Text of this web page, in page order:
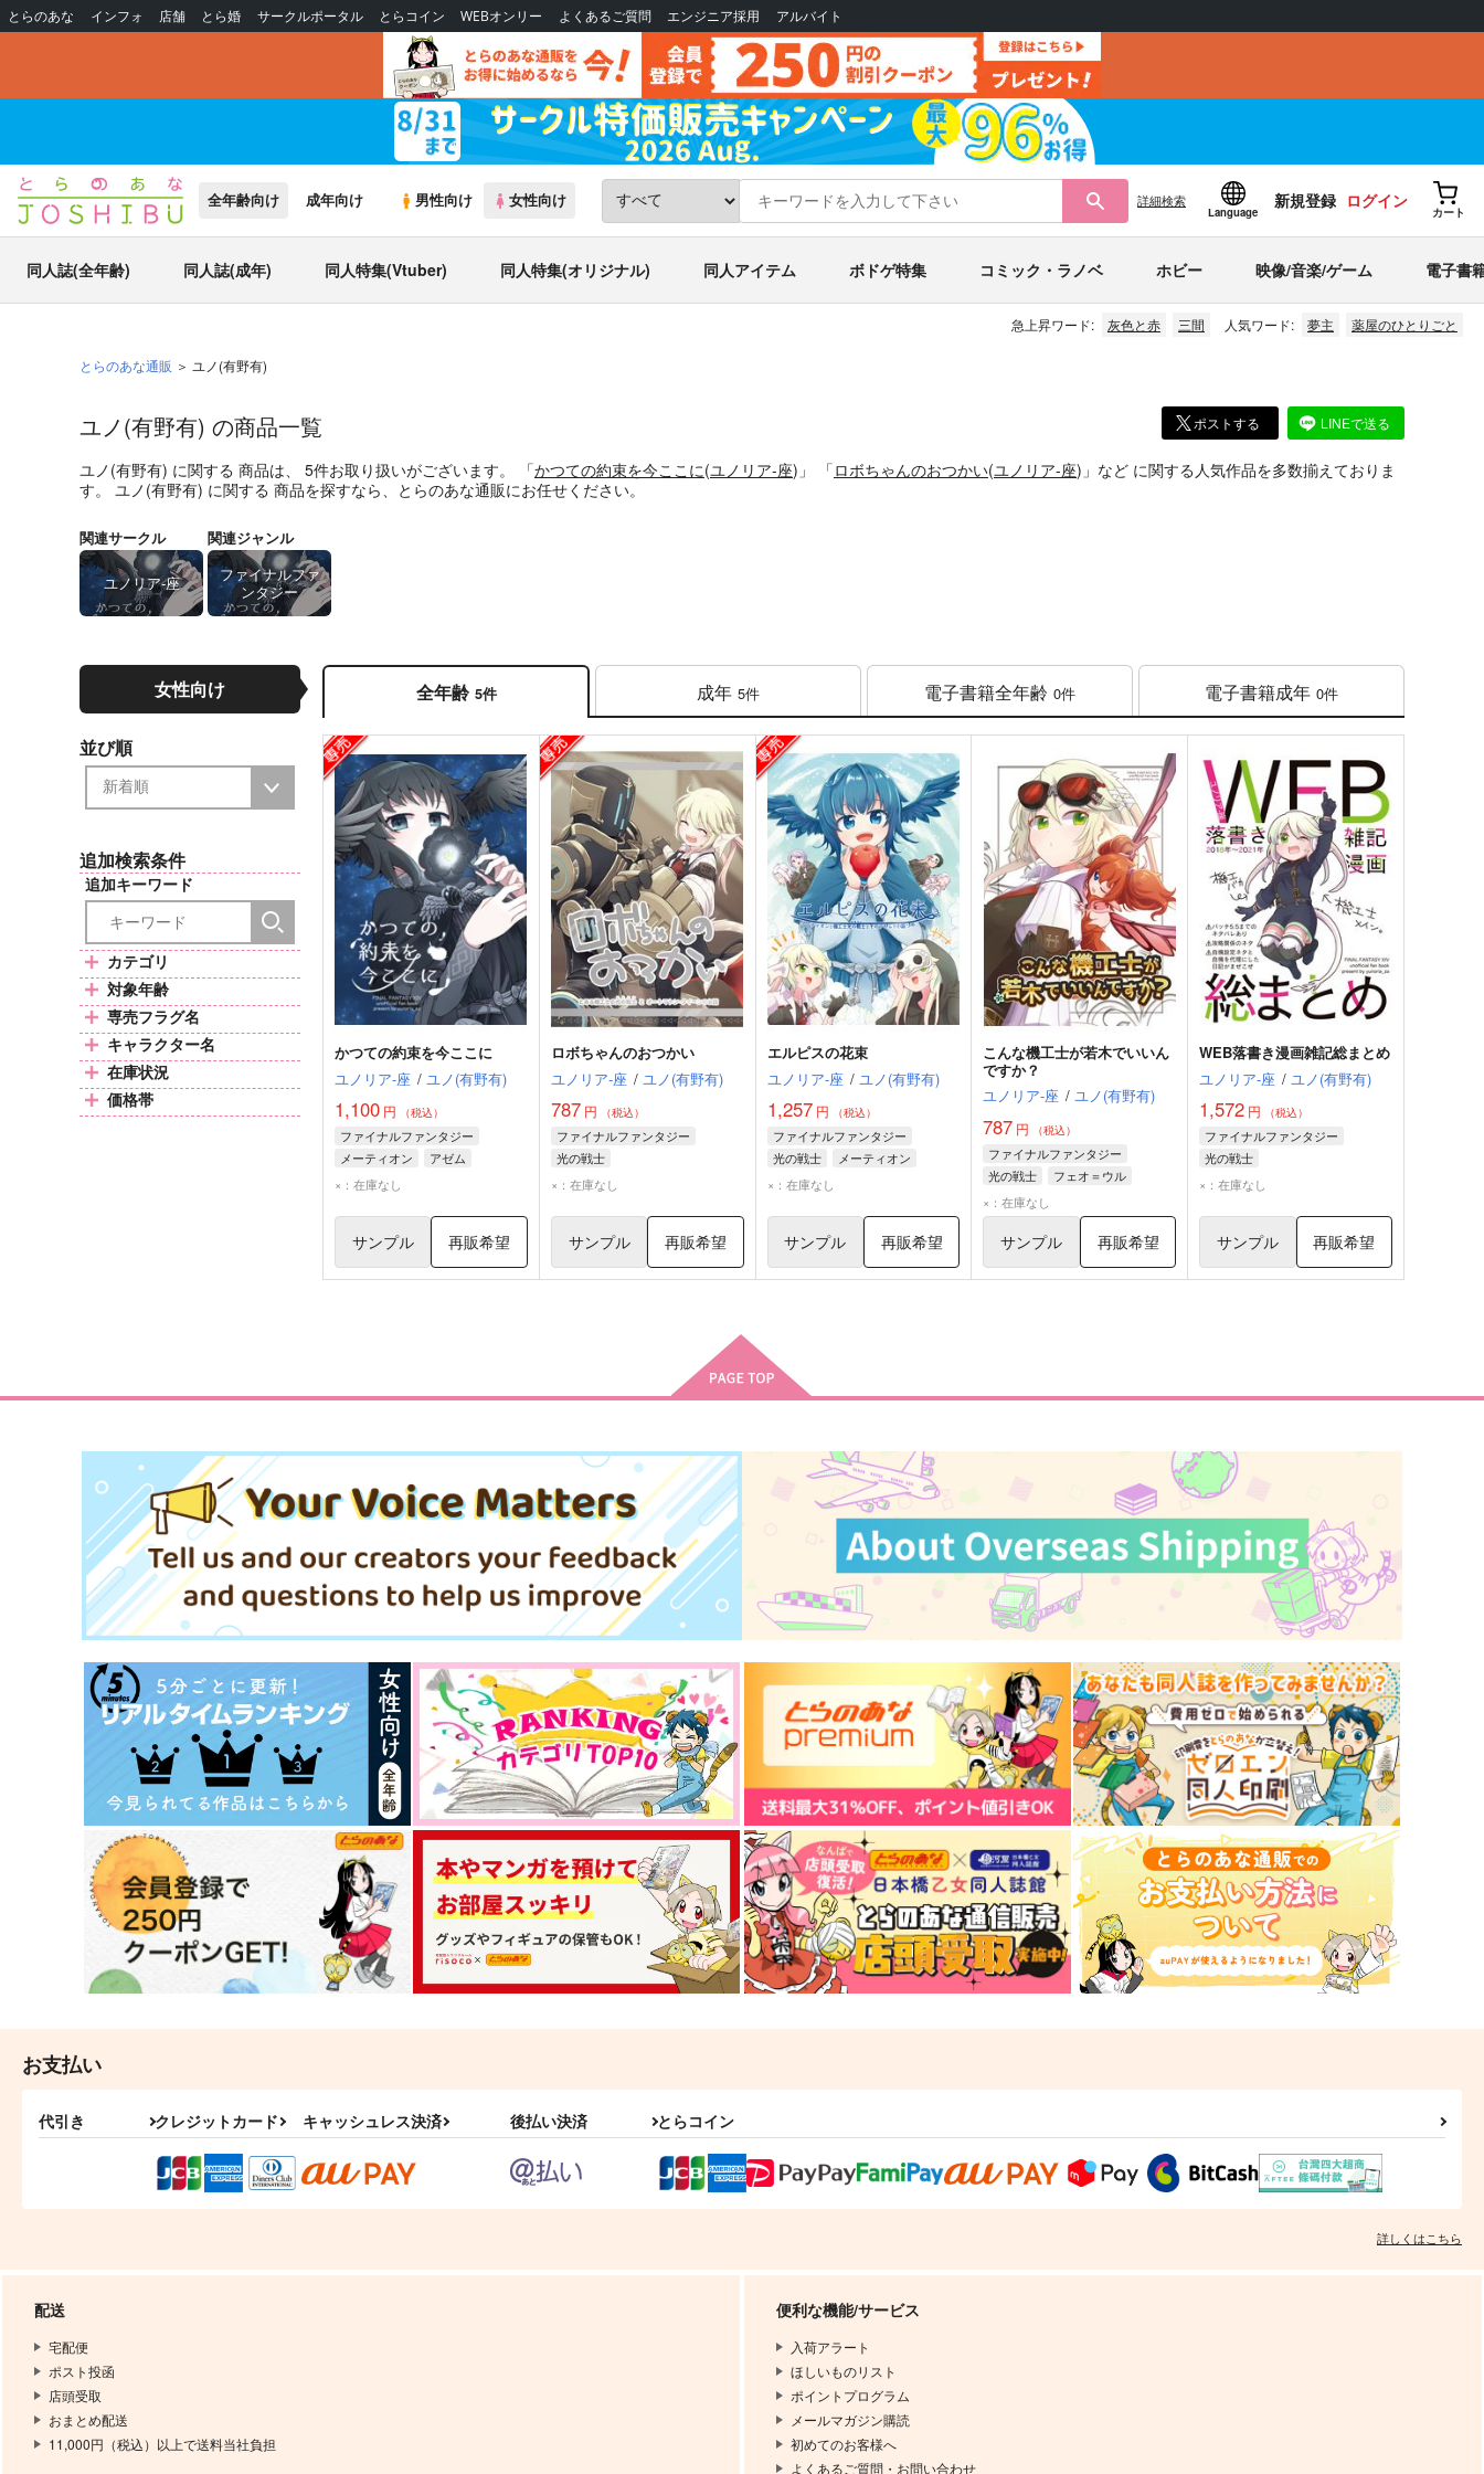
とらのあな インフォ 店舗 とら婚 サークルポータル とらコイン WEBオンリー よくあるご質問 エンジニア採用 アルバイト
全年齢向け 成年向け 男性向け 女性向け 詳細検索
Language
新規登録 ログイン
カート
同人誌(全年齢) 同人誌(成年) 同人特集(Vtuber) 同人特集(オリジナル) 同人アイテム ボドゲ特集 コミック・ラノベ ホビー 映像/音楽/ゲーム 電子書
急上昇ワード: 灰色と赤 三間 人気ワード: 夢主 薬屋のひとりごと
とらのあな通販 ユノ(有野有)
ポストする LINEで送る
ユノ(有野有) の商品一覧
ユノ(有野有) に関する 商品は、 5件お取り扱いがございます。 「かつての約束を今ここに(ユノリア-座)」 「ロボちゃんのおつかい(ユノリア-座)」 など に関する人気作品を多数揃えておりま
す。 ユノ(有野有) に関する 商品を探すなら、とらのあな通販にお任せください。
関連サークル
ユノリア-座
関連ジャンル
ファイナルファ
ンタジー
女性向け
並び順
追加検索条件
追加キーワード
カテゴリ
対象年齢
専売フラグ名
キャラクター名
在庫状況
価格帯
全年齢 5件 成年 5件 電子書籍全年齢 0件 電子書籍成年 0件
かつての約束を今ここに
ユノリア-座 / ユノ(有野有)
1,100 円 （税込）
ファイナルファンタジー
メーティオン
アゼム
光の戦士
×：在庫なし
サンプル 再販希望
ロボちゃんのおつかい
ユノリア-座 / ユノ(有野有)
787円 （税込）
ファイナルファンタジー
光の戦士
オートマトン・クイーン
×：在庫なし
サンプル 再販希望
エルピスの花束
ユノリア-座 / ユノ(有野有)
1,257円 （税込）
ファイナルファンタジー
光の戦士
メーティオン
×：在庫なし
サンプル 再販希望
こんな機工士が若木でいいん
ですか？
ユノリア-座 / ユノ(有野有)
787 円 （税込）
ファイナルファンタジー
光の戦士
フェオ＝ウル
×：在庫なし
サンプル 再販希望
WEB落書き漫画雑記総まとめ
ユノリア-座 / ユノ(有野有)
1,572 円 （税込）
ファイナルファンタジー
光の戦士
×：在庫なし
サンプル 再販希望
お支払い
代引き クレジットカード キャッシュレス決済 後払い決済 とらコイン
詳しくはこちら
配送
宅配便
ポスト投函
店頭受取
おまとめ配送
11,000円（税込）以上で送料当社負担
便利な機能/サービス
入荷アラート
ほしいものリスト
ポイントプログラム
メールマガジン購読
初めてのお客様へ
よくあるご質問・お問い合わせ